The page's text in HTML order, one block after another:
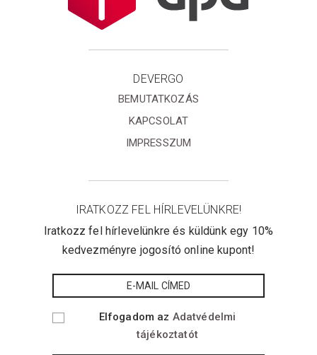
DEVERGO
BEMUTATKOZÁS
KAPCSOLAT
IMPRESSZUM
IRATKOZZ FEL HÍRLEVELÜNKRE!
Iratkozz fel hírlevelünkre és küldünk egy 10%
kedvezményre jogosító online kupont!
Elfogadom az Adatvédelmi
tájékoztatót